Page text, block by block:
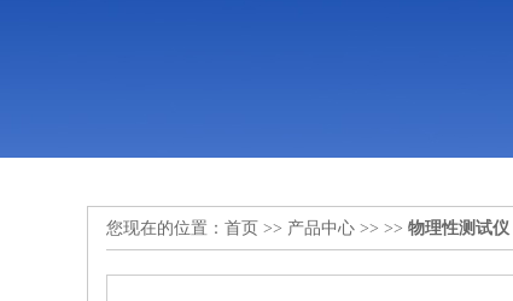
您现在的位置： 首页 >> 产品中心 >> >> 物理性测试仪